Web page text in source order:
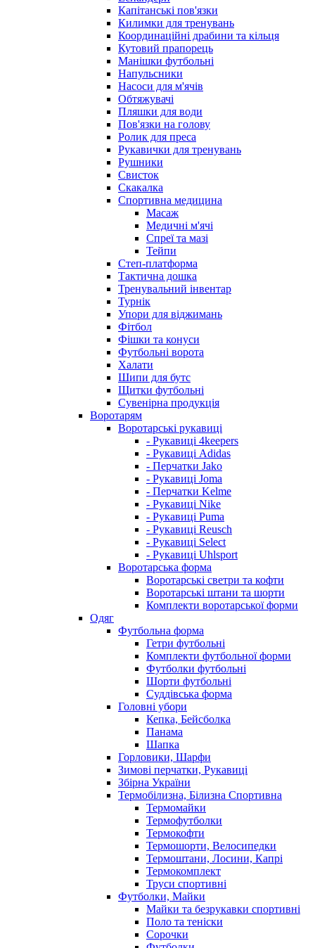
Капітанські пов'язки
Килимки для тренувань
Координаційні драбини та кільця
Кутовий прапорець
Манішки футбольні
Напульсники
Насоси для м'ячів
Обтяжувачі
Пляшки для води
Пов'язки на голову
Ролик для преса
Рукавички для тренувань
Рушники
Свисток
Скакалка
Спортивна медицина
Масаж
Медичні м'ячі
Спреї та мазі
Тейпи
Степ-платформа
Тактична дошка
Тренувальний інвентар
Турнік
Упори для віджимань
Фітбол
Фішки та конуси
Футбольні ворота
Халати
Шипи для бутс
Щитки футбольні
Сувенірна продукція
Воротарям
Воротарські рукавиці
- Рукавиці 4keepers
- Рукавиці Adidas
- Перчатки Jako
- Рукавиці Joma
- Перчатки Kelme
- Рукавиці Nike
- Рукавиці Puma
- Рукавиці Reusch
- Рукавиці Select
- Рукавиці Uhlsport
Воротарська форма
Воротарські светри та кофти
Воротарські штани та шорти
Комплекти воротарської форми
Одяг
Футбольна форма
Гетри футбольні
Комплекти футбольної форми
Футболки футбольні
Шорти футбольні
Суддівська форма
Головні убори
Кепка, Бейсболка
Панама
Шапка
Горловики, Шарфи
Зимові перчатки, Рукавиці
Збірна України
Термобілизна, Білизна Спортивна
Термомайки
Термофутболки
Термокофти
Термошорти, Велосипедки
Термоштани, Лосини, Капрі
Термокомплект
Труси спортивні
Футболки, Майки
Майки та безрукавки спортивні
Поло та теніски
Сорочки